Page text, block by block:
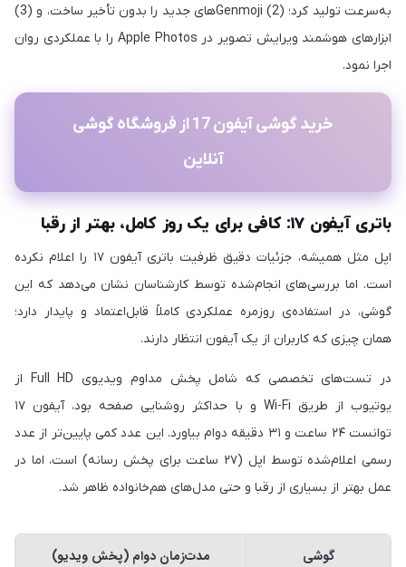
به‌سرعت تولید کرد؛ (2) Genmojiهای جدید را بدون تأخیر ساخت، و (3)
ابزارهای هوشمند ویرایش تصویر در Apple Photos را با عملکردی روان
اجرا نمود.
خرید گوشی آیفون 17 از فروشگاه گوشی
آنلاین
باتری آیفون ۱۷: کافی برای یک روز کامل، بهتر از رقبا
اپل مثل همیشه، جزئیات دقیق ظرفیت باتری آیفون ۱۷ را اعلام نکرده
است. اما بررسی‌های انجام‌شده توسط کارشناسان نشان می‌دهد که این
گوشی، در استفاده‌ی روزمره عملکردی کاملاً قابل‌اعتماد و پایدار دارد؛
همان چیزی که کاربران از یک آیفون انتظار دارند.
در تست‌های تخصصی که شامل پخش مداوم ویدیوی Full HD از
یوتیوب از طریق Wi-Fi و با حداکثر روشنایی صفحه بود، آیفون ۱۷
توانست ۲۴ ساعت و ۳۱ دقیقه دوام بیاورد. این عدد کمی پایین‌تر از عدد
رسمی اعلام‌شده توسط اپل (۲۷ ساعت برای پخش رسانه) است، اما در
عمل بهتر از بسیاری از رقبا و حتی مدل‌های هم‌خانواده ظاهر شد.
گوشی مدت‌زمان دوام (پخش ویدیو)